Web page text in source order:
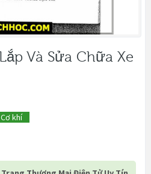
Và Sửa Chữa Xe
khí